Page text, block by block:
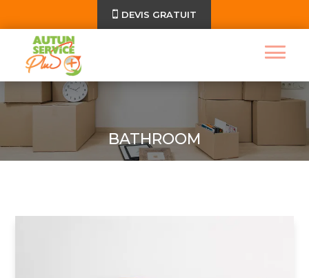
DEVIS GRATUIT
BATHROOM